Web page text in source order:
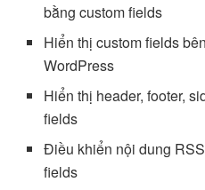
bằng custom fields
Hiển thị custom fields
WordPress
Hiển thị header, footer,
fields
Điều khiển nội dung
fields